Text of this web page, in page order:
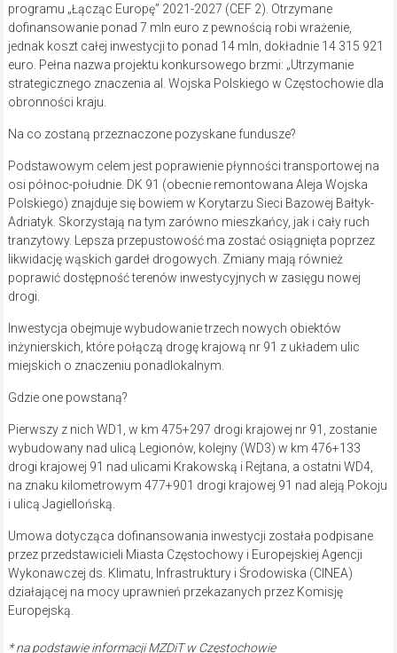
programu „Łącząc Europę” 2021-2027 (CEF 2). Otrzymane
dofinansowanie ponad 7 mln euro z pewnością robi wrażenie,
jednak koszt całej inwestycji to ponad 14 mln, dokładnie 14 315 921
euro. Pełna nazwa projektu konkursowego brzmi: „Utrzymanie
strategicznego znaczenia al. Wojska Polskiego w Częstochowie dla
obronności kraju.
Na co zostaną przeznaczone pozyskane fundusze?
Podstawowym celem jest poprawienie płynności transportowej na
osi północ-południe. DK 91 (obecnie remontowana Aleja Wojska
Polskiego) znajduje się bowiem w Korytarzu Sieci Bazowej Bałtyk-
Adriatyk. Skorzystają na tym zarówno mieszkańcy, jak i cały ruch
tranzytowy. Lepsza przepustowość ma zostać osiągnięta poprzez
likwidację wąskich gardeł drogowych. Zmiany mają również
poprawić dostępność terenów inwestycyjnych w zasięgu nowej
drogi.
Inwestycja obejmuje wybudowanie trzech nowych obiektów
inżynierskich, które połączą drogę krajową nr 91 z układem ulic
miejskich o znaczeniu ponadlokalnym.
Gdzie one powstaną?
Pierwszy z nich WD1, w km 475+297 drogi krajowej nr 91, zostanie
wybudowany nad ulicą Legionów, kolejny (WD3) w km 476+133
drogi krajowej 91 nad ulicami Krakowską i Rejtana, a ostatni WD4,
na znaku kilometrowym 477+901 drogi krajowej 91 nad aleją Pokoju
i ulicą Jagiellońską.
Umowa dotycząca dofinansowania inwestycji została podpisane
przez przedstawicieli Miasta Częstochowy i Europejskiej Agencji
Wykonawczej ds. Klimatu, Infrastruktury i Środowiska (CINEA)
działającej na mocy uprawnień przekazanych przez Komisję
Europejską.
* na podstawie informacji MZDiT w Częstochowie